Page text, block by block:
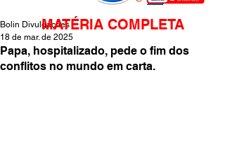
Papa, hospitalizado, pede o fim dos
conflitos no mundo em carta.
Bolin Divulgações
18 de mar. de 2025
MATÉRIA COMPLETA